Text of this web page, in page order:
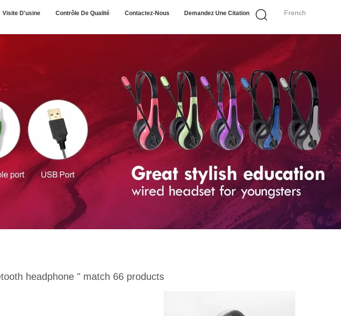
French
Visite D'usine Contrôle De Qualité Contactez-Nous Demandez Une Citation
headphone " match 66 products